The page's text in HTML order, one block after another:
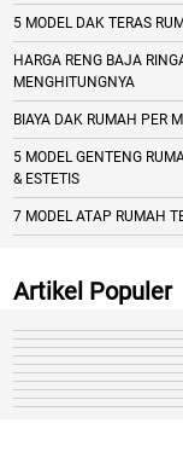
5 MODEL DAK TERAS
HARGA RENG BAJA
MENGHITUNGNYA
BIAYA DAK RUMAH PER
5 MODEL GENTENG
& ESTETIS
7 MODEL ATAP RUMAH
Artikel Populer